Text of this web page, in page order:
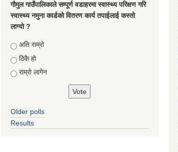
गौमुल गाउँपालिकाले सम्पूर्ण वडाहरमा स्वास्थ्य परिक्षण गरि
स्वास्थ्य नमुना कार्डको वितरण कार्य तपाईलाई कस्तो
लाग्यो ?
Choices
अति राम्रो
ठिकै हो
राम्रो लागेन
Older polls
Results